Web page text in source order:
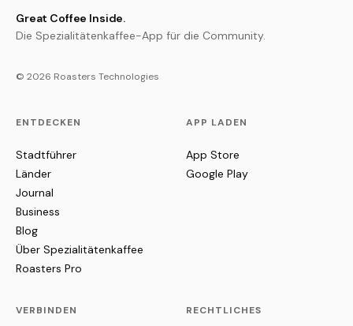
Great Coffee Inside.
Die Spezialitätenkaffee-App für die Community.
© 2026 Roasters Technologies
ENTDECKEN
Stadtführer
Länder
Journal
Business
Blog
Über Spezialitätenkaffee
Roasters Pro
APP LADEN
App Store
Google Play
VERBINDEN RECHTLICHES